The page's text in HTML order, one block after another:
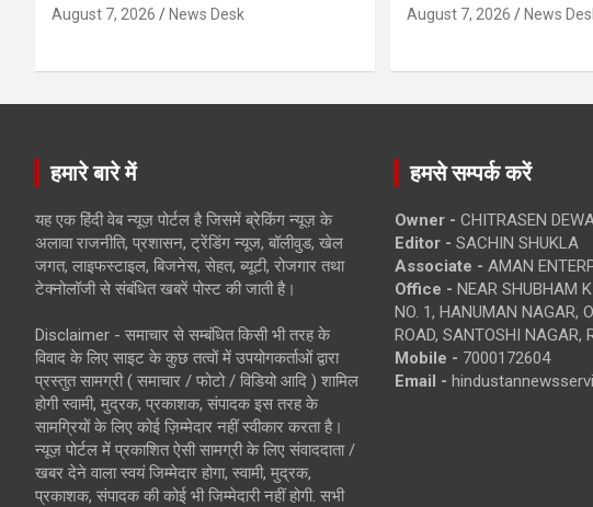
August 7, 2026 News Desk August 7, 2026 News
हमारे बारे में
यह एक हिंदी वेब न्यूज़ पोर्टल है जिसमें ब्रेकिंग न्यूज़ के
अलावा राजनीति, प्रशासन, ट्रेंडिंग न्यूज, बॉलीवुड, खेल
जगत, लाइफस्टाइल, बिजनेस, सेहत, ब्यूटी, रोजगार तथा
टेक्नोलॉजी से संबंधित खबरें पोस्ट की जाती है।
Disclaimer - समाचार से सम्बंधित किसी भी तरह के
विवाद के लिए साइट के कुछ तत्वों में उपयोगकर्ताओं द्वारा
प्रस्तुत सामग्री ( समाचार / फोटो / विडियो आदि ) शामिल
होगी स्वामी, मुद्रक, प्रकाशक, संपादक इस तरह के
सामग्रियों के लिए कोई ज़िम्मेदार नहीं स्वीकार करता है।
न्यूज़ पोर्टल में प्रकाशित ऐसी सामग्री के लिए संवाददाता /
खबर देने वाला स्वयं जिम्मेदार होगा, स्वामी, मुद्रक,
प्रकाशक, संपादक की कोई भी जिम्मेदारी नहीं होगी. सभी
हमसे सम्पर्क करें
Owner - CHITRASEN
Editor - SACHIN SHUKLA
Associate - AMAN
Office - NEAR SHUBHAM
NO. 1, HANUMAN NAGAR,
ROAD, SANTOSHI NAGAR,
Mobile - 7000172604
Email -